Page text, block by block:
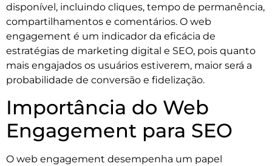
disponível, incluindo cliques, tempo de permanência,
compartilhamentos e comentários. O web
engagement é um indicador da eficácia de
estratégias de marketing digital e SEO, pois quanto
mais engajados os usuários estiverem, maior será a
probabilidade de conversão e fidelização.
Importância do Web
Engagement para SEO
O web engagement desempenha um papel